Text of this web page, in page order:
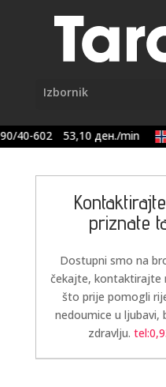
40-602 53,10 ден./min
priznate
Dostupni smo na
čekajte, kontaktirajte
što prije pomogli
nedoumice u ljubavi,
zdravlju.